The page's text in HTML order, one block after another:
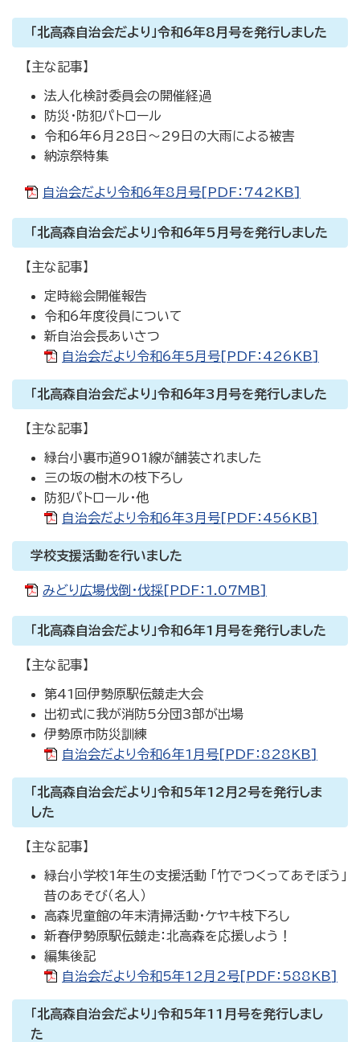
「北高森自治会だより」令和6年8月号を発行しました
【主な記事】
法人化検討委員会の開催経過
防災・防犯パトロール
令和6年6月28日～29日の大雨による被害
納涼祭特集
自治会だより令和6年8月号[PDF：742KB]
「北高森自治会だより」令和6年5月号を発行しました
【主な記事】
定時総会開催報告
令和6年度役員について
新自治会長あいさつ
自治会だより令和6年5月号[PDF：426KB]
「北高森自治会だより」令和6年3月号を発行しました
【主な記事】
緑台小裏市道901線が舗装されました
三の坂の樹木の枝下ろし
防犯パトロール・他
自治会だより令和6年3月号[PDF：456KB]
学校支援活動を行いました
みどり広場伐倒・伐採[PDF：1.07MB]
「北高森自治会だより」令和6年1月号を発行しました
【主な記事】
第41回伊勢原駅伝競走大会
出初式に我が消防5分団3部が出場
伊勢原市防災訓練
自治会だより令和6年1月号[PDF：828KB]
「北高森自治会だより」令和5年12月2号を発行しま
した
【主な記事】
緑台小学校1年生の支援活動 「竹でつくってあそぼう」
昔のあそび（名人）
高森児童館の年末清掃活動・ケヤキ枝下ろし
新春伊勢原駅伝競走：北高森を応援しよう！
編集後記
自治会だより令和5年12月2号[PDF：588KB]
「北高森自治会だより」令和5年11月号を発行しまし
た